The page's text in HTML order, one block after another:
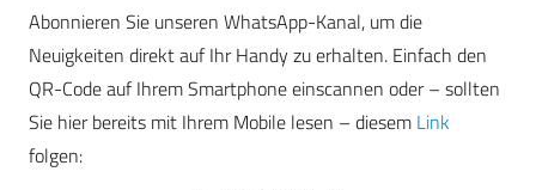
Abonnieren Sie unseren WhatsApp-Kanal, um die
Neuigkeiten direkt auf Ihr Handy zu erhalten. Einfach den
QR-Code auf Ihrem Smartphone einscannen oder – sollten
Sie hier bereits mit Ihrem Mobile lesen – diesem Link
folgen: